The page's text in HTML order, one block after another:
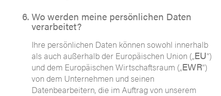
Wo werden meine persönlichen Daten
verarbeitet?
Ihre persönlichen Daten können sowohl innerhalb
als auch außerhalb der Europäischen Union („EU“)
und dem Europäischen Wirtschaftsraum („EWR“)
von dem Unternehmen und seinen
Datenbearbeitern, die im Auftrag von unserem